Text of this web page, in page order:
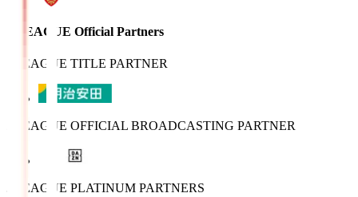
J.LEAGUE Official Partners
J.LEAGUE TITLE PARTNER
J.LEAGUE OFFICIAL BROADCASTING PARTNER
J.LEAGUE PLATINUM PARTNERS